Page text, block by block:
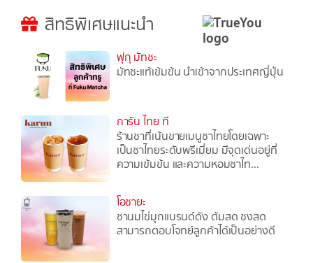
สิทธิพิเศษแนะนำ
ฟุกุ มัทชะ
มัทชะแท้เข้มข้น นำเข้าจากประเทศญี่ปุ่น
การัน ไทย ที
ร้านชาที่เน้นขายเมนูชาไทยโดยเฉพาะ
เป็นชาไทยระดับพรีเมี่ยม มีจุดเด่นอยู่ที่
ความเข้มข้น และความหอมชาไท...
โอชายะ
ชานมไข่มุกแบรนด์ดัง ต้มสด ชงสด
สามารถตอบโจทย์ลูกค้าได้เป็นอย่างดี